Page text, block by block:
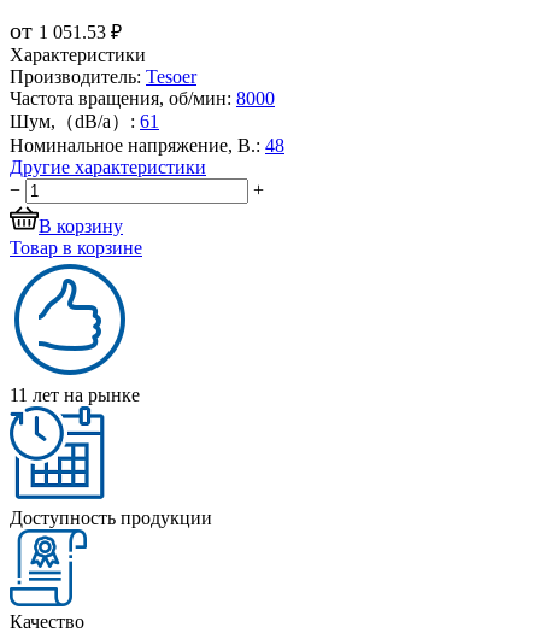
от 1 051.53 ₽
Характеристики
Производитель: Tesoer
Частота вращения, об/мин: 8000
Шум,（dB/a）: 61
Номинальное напряжение, В.: 48
Другие характеристики
−
+
В корзину
Товар в корзине
11 лет на рынке
Доступность продукции
Качество